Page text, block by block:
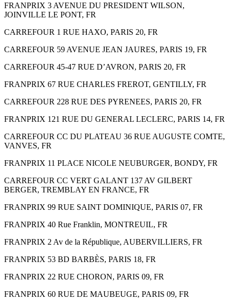
FRANPRIX 3 AVENUE DU PRESIDENT WILSON,
JOINVILLE LE PONT, FR
CARREFOUR 1 RUE HAXO, PARIS 20, FR
CARREFOUR 59 AVENUE JEAN JAURES, PARIS 19, FR
CARREFOUR 45-47 RUE D’AVRON, PARIS 20, FR
FRANPRIX 67 RUE CHARLES FREROT, GENTILLY, FR
CARREFOUR 228 RUE DES PYRENEES, PARIS 20, FR
FRANPRIX 121 RUE DU GENERAL LECLERC, PARIS 14, FR
CARREFOUR CC DU PLATEAU 36 RUE AUGUSTE COMTE,
VANVES, FR
FRANPRIX 11 PLACE NICOLE NEUBURGER, BONDY, FR
CARREFOUR CC VERT GALANT 137 AV GILBERT
BERGER, TREMBLAY EN FRANCE, FR
FRANPRIX 99 RUE SAINT DOMINIQUE, PARIS 07, FR
FRANPRIX 40 Rue Franklin, MONTREUIL, FR
FRANPRIX 2 Av de la République, AUBERVILLIERS, FR
FRANPRIX 53 BD BARBÈS, PARIS 18, FR
FRANPRIX 22 RUE CHORON, PARIS 09, FR
FRANPRIX 60 RUE DE MAUBEUGE, PARIS 09, FR